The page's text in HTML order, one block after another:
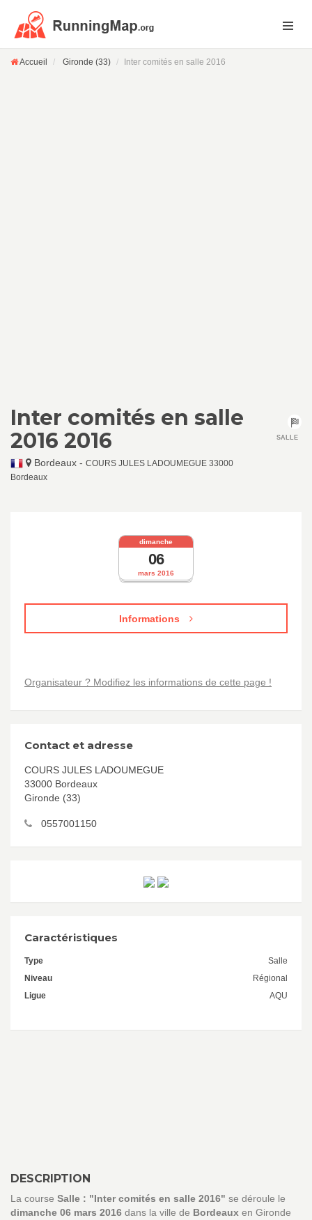
Accueil Gironde (33) Inter comités en salle 2016
Inter comités en salle
2016 2016
Bordeaux - COURS JULES LADOUMEGUE 33000
Bordeaux
SALLE
mars 2016
dimanche
06
Informations
Organisateur ? Modifiez les informations de cette page !
Contact et adresse
COURS JULES LADOUMEGUE
33000 Bordeaux
Gironde (33)
0557001150
Caractéristiques
Type
Salle
Niveau
Régional
Ligue
AQU
DESCRIPTION
La course Salle : "Inter comités en salle 2016" se déroule le
dimanche 06 mars 2016 dans la ville de Bordeaux en Gironde